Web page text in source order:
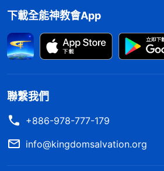
下載全能神教會App
聯繫我們
+886-978-777-179
info@kingdomsalvation.org